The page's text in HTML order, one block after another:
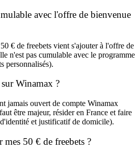
avec l'offre de bienvenue
€ de freebets vient s'ajouter à l'offre de
n'est pas cumulable avec le programme
personnalisés).
Winamax ?
jamais ouvert de compte Winamax
être majeur, résider en France et faire
et justificatif de domicile).
50 € de freebets ?